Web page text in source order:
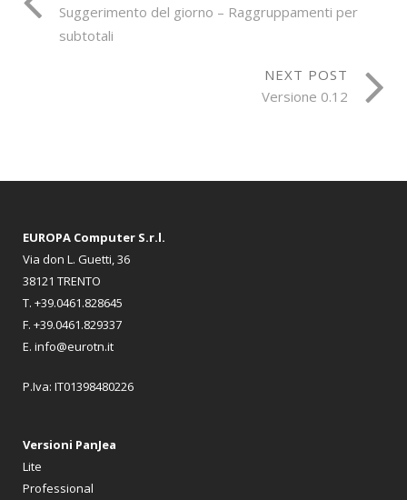
Suggerimento del giorno – Raggruppamenti per
subtotali
NEXT POST
Versione 0.12
EUROPA Computer S.r.l.
Via don L. Guetti, 36
38121 TRENTO
T. +39.0461.828645
F. +39.0461.829337
E. info@eurotn.it
P.Iva: IT01398480226
Versioni PanJea
Lite
Professional